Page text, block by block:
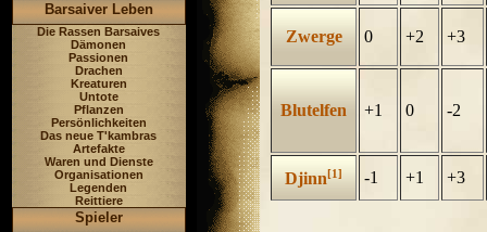
Barsaiver Leben
Die Rassen Barsaives
Dämonen
Passionen
Drachen
Kreaturen
Untote
Pflanzen
Persönlichkeiten
Das neue T'kambras
Artefakte
Waren und Dienste
Organisationen
Legenden
Reittiere
Spieler
Zwerge 0 +2 +3
Blutelfen +1 0 -2
Djinn[1] -1 +1 +3